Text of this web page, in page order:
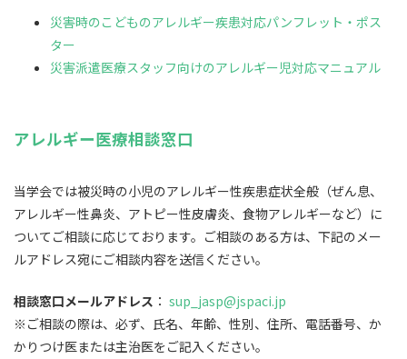
災害時のこどものアレルギー疾患対応パンフレット・ポス
ター
災害派遣医療スタッフ向けのアレルギー児対応マニュアル
アレルギー医療相談窓口
当学会では被災時の小児のアレルギー性疾患症状全般（ぜん息、
アレルギー性鼻炎、アトピー性皮膚炎、食物アレルギーなど）に
ついてご相談に応じております。ご相談のある方は、下記のメー
ルアドレス宛にご相談内容を送信ください。
相談窓口メールアドレス ： sup_jasp@jspaci.jp
※ご相談の際は、必ず、氏名、年齢、性別、住所、電話番号、か
かりつけ医または主治医をご記入ください。